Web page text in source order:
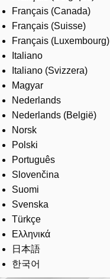
Français (Canada)
Français (Suisse)
Français (Luxembourg)
Italiano
Italiano (Svizzera)
Magyar
Nederlands
Nederlands (België)
Norsk
Polski
Português
Slovenčina
Suomi
Svenska
Türkçe
Ελληνικά
日本語
한국어